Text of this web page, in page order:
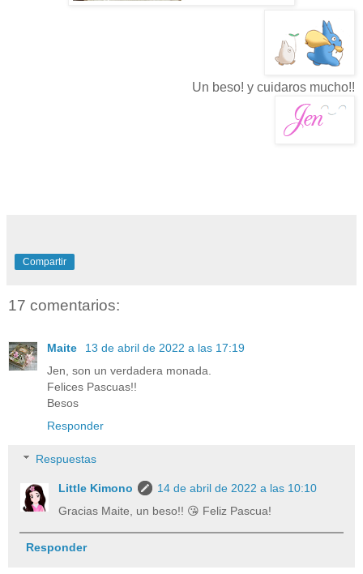
Un beso! y cuidaros mucho!!
Compartir
17 comentarios:
Maite
13 de abril de 2022 a las 17:19
Jen, son un verdadera monada.
Felices Pascuas!!
Besos
Responder
Respuestas
Little Kimono
14 de abril de 2022 a las 10:10
Gracias Maite, un beso!! 😘 Feliz Pascua!
Responder